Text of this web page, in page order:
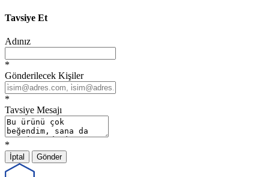
Tavsiye Et
Adınız
*
Gönderilecek Kişiler
*
Tavsiye Mesajı
*
İptal Gönder